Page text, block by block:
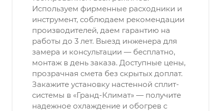
Используем фирменные расходники и
инструмент, соблюдаем рекомендации
производителей, даем гарантию на
работы до 3 лет. Выезд инженера для
замера и консультации — бесплатно,
монтаж в день заказа. Доступные цены,
прозрачная смета без скрытых доплат.
Закажите установку настенной сплит-
системы в «Гранд-Климат» — получите
надежное охлаждение и обогрев с